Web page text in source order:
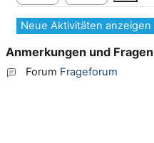
Anmerkungen und Fragen
Forum Frageforum